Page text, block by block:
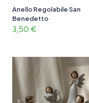
Anello Regolabile San
Benedetto
3,50 €